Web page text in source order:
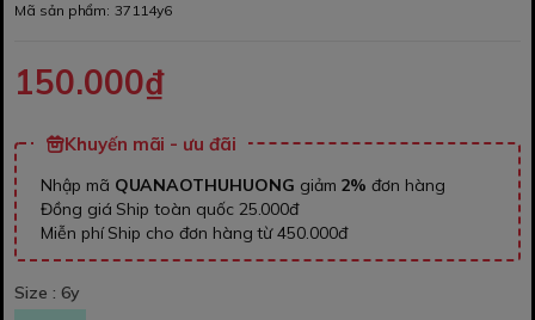
Mã sản phẩm: 37114y6
150.000₫
Khuyến mãi - ưu đãi
Nhập mã QUANAOTHUHUONG giảm 2% đơn hàng
Đồng giá Ship toàn quốc 25.000đ
Miễn phí Ship cho đơn hàng từ 450.000đ
Size : 6y